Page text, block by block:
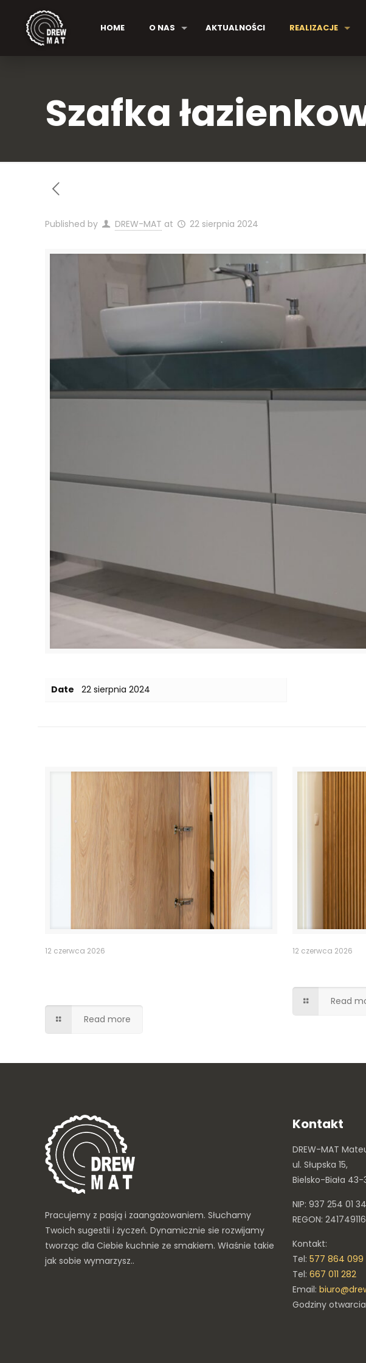
HOME O NAS AKTUALNOŚCI REALIZACJE
Szafka
Published by DREW-MAT at 22 sierpnia 2024
Date 22 sierpnia 2024
12 czerwca 2026
Read more
12 czerwca 2026
Read
Pracujemy z pasją i zaangażowaniem. Słuchamy
Twoich sugestii i życzeń. Dynamicznie sie rozwijamy
tworząc dla Ciebie kuchnie ze smakiem. Właśnie takie
jak sobie wymarzysz..
Kontakt
DREW-MAT
ul. Słupska 15,
Bielsko-Biała 43-
NIP: 937 254 01 34
REGON: 241749116
Kontakt:
Tel: 577 864 099
Tel: 667 011 282
Email:
Godziny